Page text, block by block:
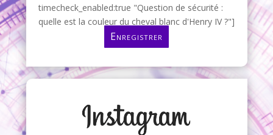
timecheck_enabled:true "Question de sécurité :
quelle est la couleur du cheval blanc d'Henry IV ?"]
Enregistrer